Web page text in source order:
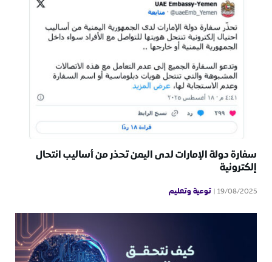
سفارة دولة الإمارات لدى اليمن تحذر من أساليب انتحال
إلكترونية
19/08/2025 توعية وتعليم